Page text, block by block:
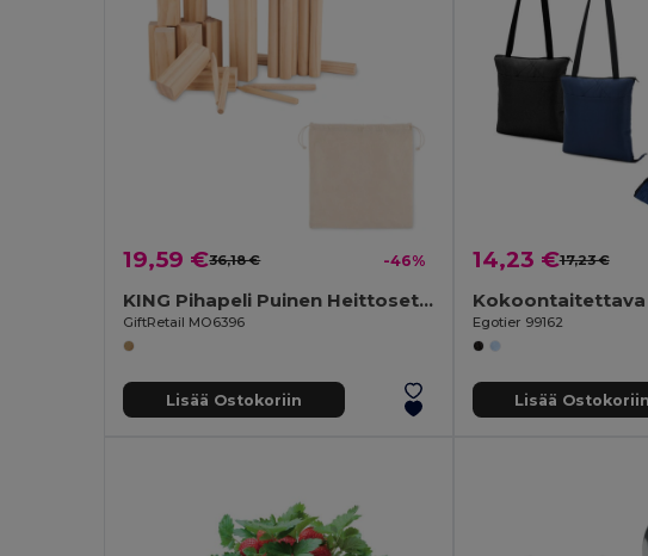
19,59 €36,18 € -46%
KING Pihapeli Puinen Heittosetti Kuningas
GiftRetail MO6396
Lisää Ostokoriin
14,23 €17,23 €
Egotier 99162
Lisää Ostokoriin